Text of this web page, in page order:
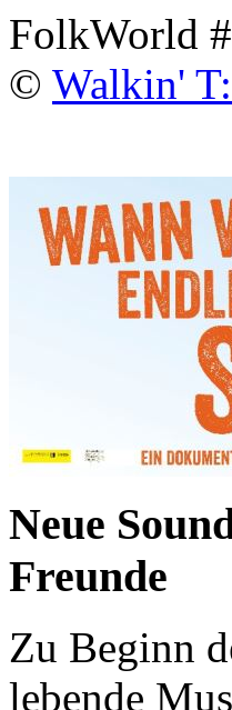
FolkWorld
© Walkin'
Neue
Freunde
Zu Beginn
lebende